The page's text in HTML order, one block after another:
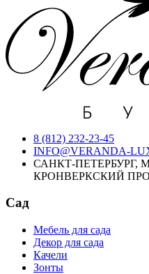
8 (812) 232-23-45
INFO@VERANDA-
САНКТ-ПЕТЕРБУРГ,
КРОНВЕРКСКИЙ
Сад
Мебель для сада
Декор для сада
Качели
Зонты